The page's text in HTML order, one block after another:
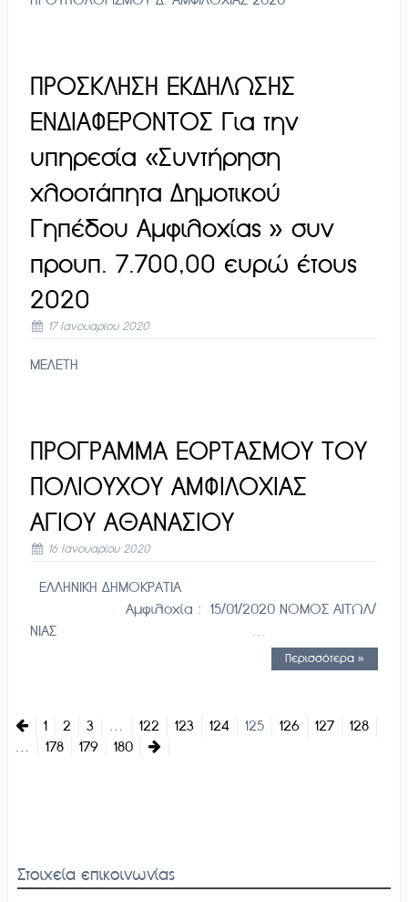
ΠΡΟΣΚΛΗΣΗ ΕΚΔΗΛΩΣΗΣ
ΕΝΔΙΑΦΕΡΟΝΤΟΣ Για την
υπηρεσία «Συντήρηση
χλοοτάπητα Δημοτικού
Γηπέδου Αμφιλοχίας » συν
προυπ. 7.700,00 ευρώ έτους
2020
17 Ιανουαρίου 2020
ΜΕΛΕΤΗ
ΠΡΟΓΡΑΜΜΑ ΕΟΡΤΑΣΜΟΥ ΤΟΥ
ΠΟΛΙΟΥΧΟΥ ΑΜΦΙΛΟΧΙΑΣ
ΑΓΙΟΥ ΑΘΑΝΑΣΙΟΥ
16 Ιανουαρίου 2020
ΕΛΛΗΝΙΚΗ ΔΗΜΟΚΡΑΤΙΑ
Αμφιλοχία : 15/01/2020 ΝΟΜΟΣ ΑΙΤΩΛ/
ΝΙΑΣ …
Περισσότερα »
1 2 3 … 122 123 124 125 126 127
128
178 179 180
Στοιχεία επικοινωνίας